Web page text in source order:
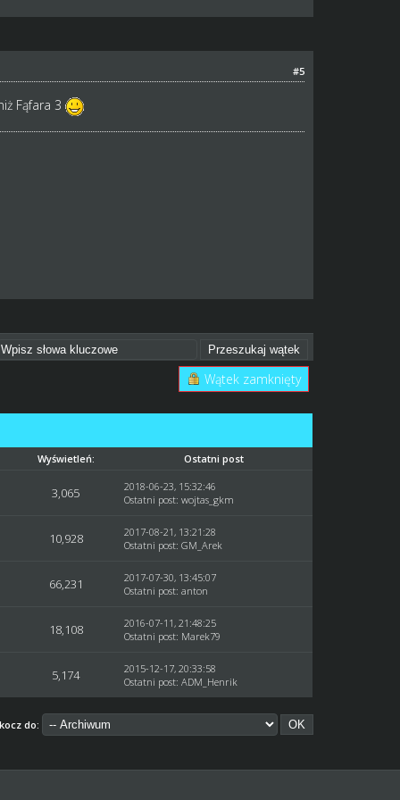
#5
Fąfara 3
Wątek zamknięty
Wyświetleń: Ostatni post
3,065
2018-06-23, 15:32:46
Ostatni post:wojtas_gkm
10,928
2017-08-21, 13:21:28
Ostatni post:GM_Arek
66,231
2017-07-30, 13:45:07
Ostatni post:anton
18,108
2016-07-11, 21:48:25
Ostatni post: Marek79
5,174
2015-12-17, 20:33:58
Ostatni post:ADM_Henrik
do: